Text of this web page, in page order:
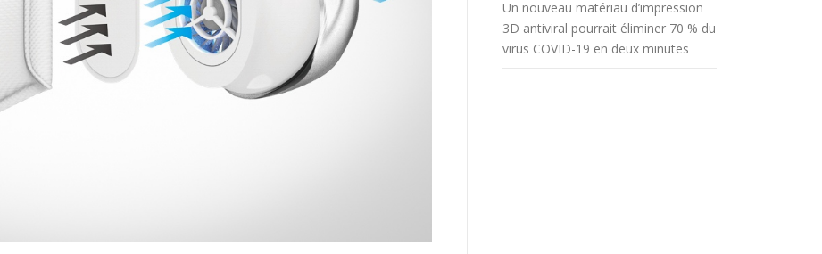
Un nouveau matériau d’impression
3D antiviral pourrait éliminer 70 % du
virus COVID-19 en deux minutes